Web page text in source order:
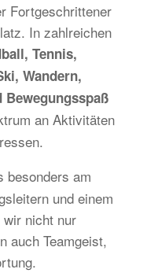
Fortgeschrittener
In zahlreichen
Tennis,
Wandern,
an Aktivitäten
besonders am
und einem
nicht nur
auch Teamgeist,